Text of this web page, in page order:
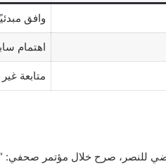
وافق
اهتمام
متابعة
للنصر، صرح خلال مؤتمر صحفي: